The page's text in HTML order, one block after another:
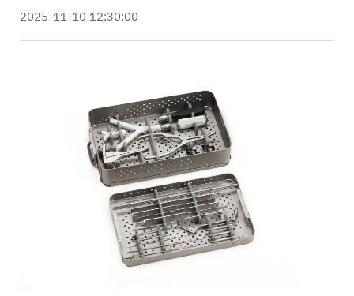
Berita & Peristiwa
2025-11-10 12:30:00